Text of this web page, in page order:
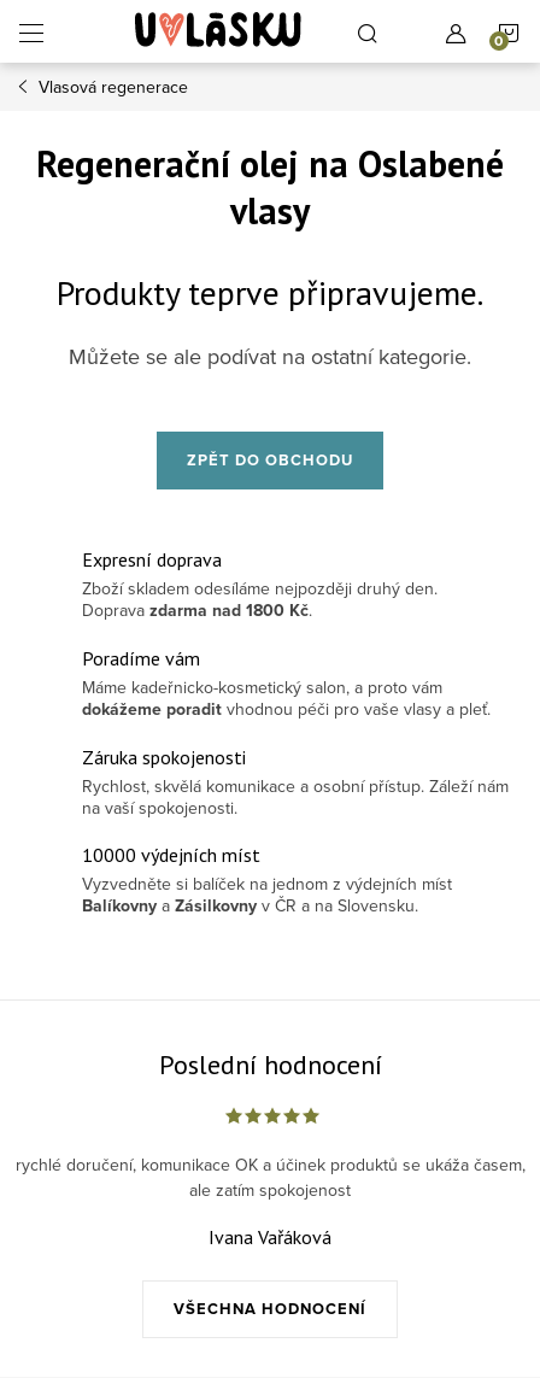
Vlasová regenerace
Regenerační olej na Oslabené
vlasy
Produkty teprve připravujeme.
Můžete se ale podívat na ostatní kategorie.
ZPĚT DO OBCHODU
Expresní doprava
Zboží skladem odesíláme nejpozději druhý den.
Doprava zdarma nad 1800 Kč.
Poradíme vám
Máme kadeřnicko-kosmetický salon, a proto vám
dokážeme poradit vhodnou péči pro vaše vlasy a pleť.
Záruka spokojenosti
Rychlost, skvělá komunikace a osobní přístup. Záleží nám
na vaší spokojenosti.
10000 výdejních míst
Vyzvedněte si balíček na jednom z výdejních míst
Balíkovny a Zásilkovny v ČR a na Slovensku.
Poslední hodnocení
VŠECHNA HODNOCENÍ
rychlé doručení, komunikace OK a účinek produktů se ukáža časem,
ale zatím spokojenost
Ivana Vařáková